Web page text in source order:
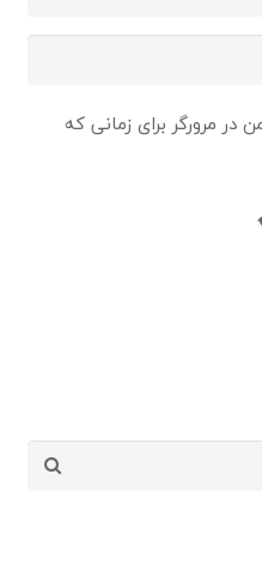
در مرورگر برای زمانی که